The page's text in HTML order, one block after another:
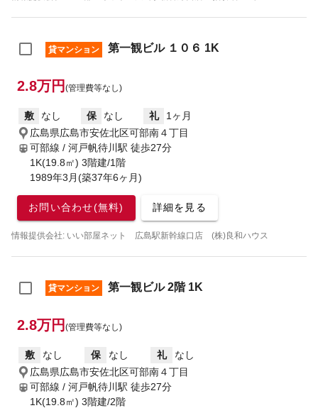
貸マンション 第一観ビル １０６ 1K
2.8万円 (管理費等なし)
敷 なし 保 なし 礼
1ヶ月
広島県広島市安佐北区可部南４丁目
可部線 / 河戸帆待川駅 徒歩27分
1K(19.8㎡) 3階建/1階
1989年3月(築37年6ヶ月)
お問い合わせ(無料) 詳細を見る
情報提供会社: いい部屋ネット 広島駅新幹線口店 (株)良和ハウス
貸マンション 第一観ビル 2階 1K
2.8万円 (管理費等なし)
敷 なし 保 なし 礼
なし
広島県広島市安佐北区可部南４丁目
可部線 / 河戸帆待川駅 徒歩27分
1K(19.8㎡) 3階建/2階